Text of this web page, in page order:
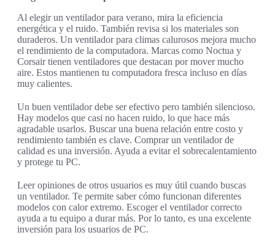
Al elegir un ventilador para verano, mira la eficiencia
energética y el ruido. También revisa si los materiales son
duraderos. Un ventilador para climas calurosos mejora mucho
el rendimiento de la computadora. Marcas como Noctua y
Corsair tienen ventiladores que destacan por mover mucho
aire. Estos mantienen tu computadora fresca incluso en días
muy calientes.
Un buen ventilador debe ser efectivo pero también silencioso.
Hay modelos que casi no hacen ruido, lo que hace más
agradable usarlos. Buscar una buena relación entre costo y
rendimiento también es clave. Comprar un ventilador de
calidad es una inversión. Ayuda a evitar el sobrecalentamiento
y protege tu PC.
Leer opiniones de otros usuarios es muy útil cuando buscas
un ventilador. Te permite saber cómo funcionan diferentes
modelos con calor extremo. Escoger el ventilador correcto
ayuda a tu equipo a durar más. Por lo tanto, es una excelente
inversión para los usuarios de PC.